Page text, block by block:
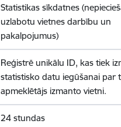
Statistikas sīkdatnes
uzlabotu vietnes darbību un
pakalpojumus)
Reģistrē unikālu ID, kas tiek
statistisko datu iegūšanai par
apmeklētājs izmanto vietni.
24 stundas